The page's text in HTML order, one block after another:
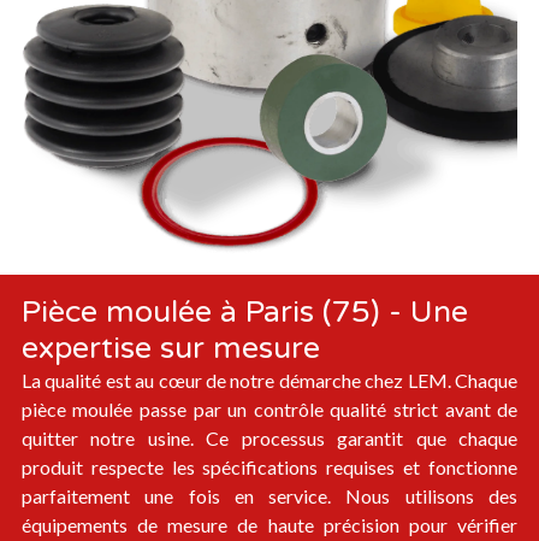
Pièce moulée à Paris (75) - Une
expertise sur mesure
La qualité est au cœur de notre démarche chez LEM. Chaque
pièce moulée passe par un contrôle qualité strict avant de
quitter notre usine. Ce processus garantit que chaque
produit respecte les spécifications requises et fonctionne
parfaitement une fois en service. Nous utilisons des
équipements de mesure de haute précision pour vérifier